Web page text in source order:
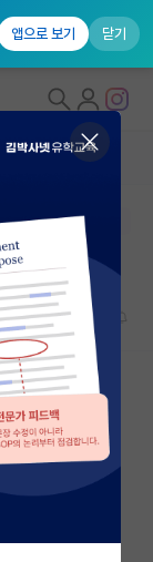
앱으로 보기 닫기